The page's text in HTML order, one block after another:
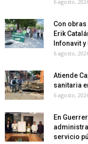
6 agosto,
Con
Erik
Infonavit
6 agosto,
Atiende
sanitaria
6 agosto,
En
servicio